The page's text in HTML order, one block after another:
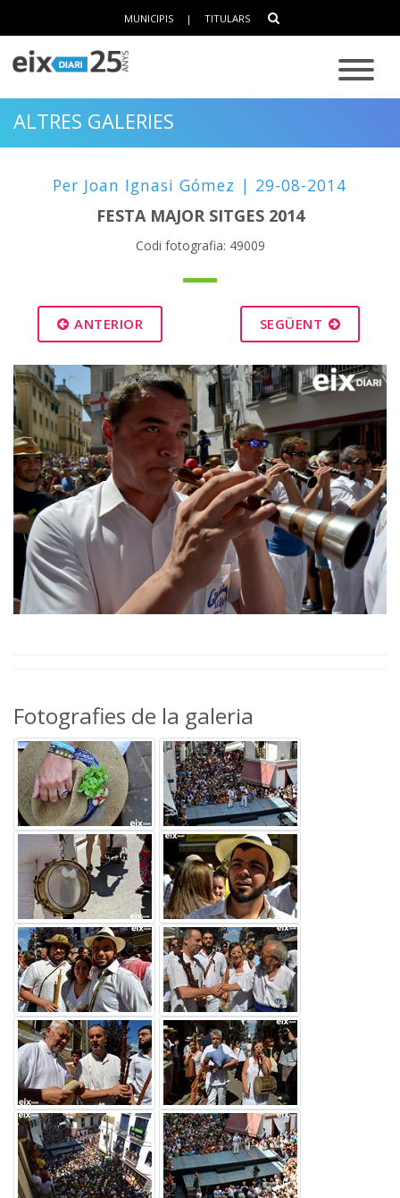
MUNICIPIS | TITULARS
ALTRES GALERIES
Per Joan Ignasi Gómez | 29-08-2014
FESTA MAJOR SITGES 2014
Codi fotografia: 49009
ANTERIOR SEGÜENT
Fotografies de la galeria